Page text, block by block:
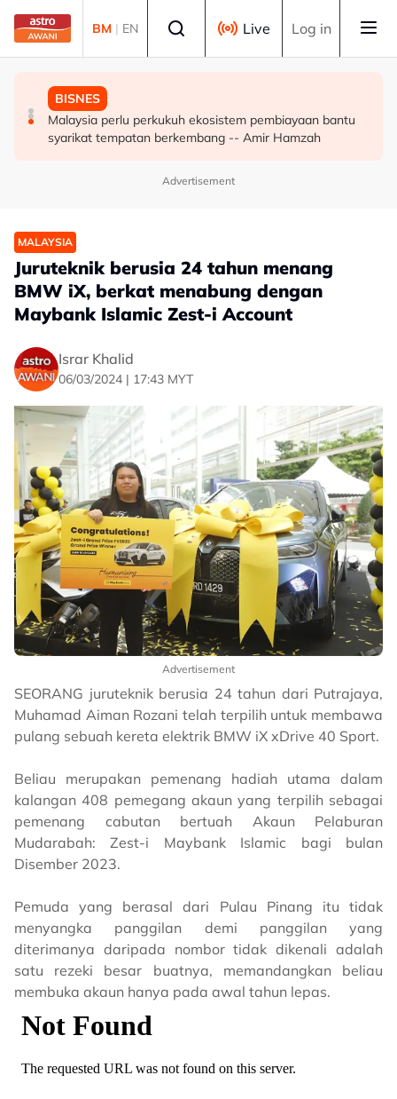
Skip to main content
BM | EN Live Log in
MALAYSIA
Malaysia, Singapura perkukuh kerjasama sektor tenaga
kerja
POLITIK
'Pas perlu fikir lebih mendalam jika letak Ahmad Zahid
calon 'poster boy' PRU16' - Aktivis
BISNES
Malaysia perlu perkukuh ekosistem pembiayaan bantu
syarikat tempatan berkembang -- Amir Hamzah
Advertisement
MALAYSIA
Juruteknik berusia 24 tahun menang
BMW iX, berkat menabung dengan
Maybank Islamic Zest-i Account
Israr Khalid
06/03/2024 | 17:43 MYT
Advertisement
SEORANG juruteknik berusia 24 tahun dari Putrajaya,
Muhamad Aiman Rozani telah terpilih untuk membawa
pulang sebuah kereta elektrik BMW iX xDrive 40 Sport.
Beliau merupakan pemenang hadiah utama dalam
kalangan 408 pemegang akaun yang terpilih sebagai
pemenang cabutan bertuah Akaun Pelaburan
Mudarabah: Zest-i Maybank Islamic bagi bulan
Disember 2023.
Pemuda yang berasal dari Pulau Pinang itu tidak
menyangka panggilan demi panggilan yang
diterimanya daripada nombor tidak dikenali adalah
satu rezeki besar buatnya, memandangkan beliau
membuka akaun hanya pada awal tahun lepas.